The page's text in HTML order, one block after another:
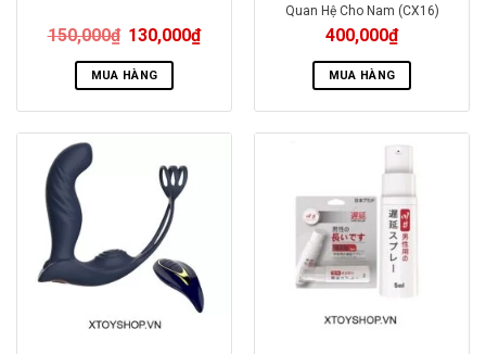
150,000₫ 130,000₫
MUA HÀNG
Quan Hệ Cho Nam (CX16)
400,000₫
MUA HÀNG